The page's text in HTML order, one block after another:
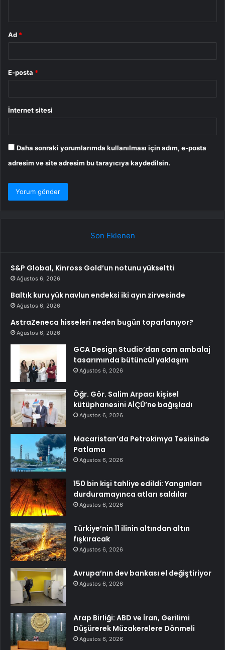
Ad *
E-posta *
İnternet sitesi
Daha sonraki yorumlarımda kullanılması için adım, e-posta
adresim ve site adresim bu tarayıcıya kaydedilsin.
Son Eklenen
S&P Global, Kinross Gold’un notunu yükseltti
Ağustos 6, 2026
Baltık kuru yük navlun endeksi iki ayın zirvesinde
Ağustos 6, 2026
AstraZeneca hisseleri neden bugün toparlanıyor?
Ağustos 6, 2026
GCA Design Studio’dan cam ambalaj
tasarımında bütüncül yaklaşım
Ağustos 6, 2026
Öğr. Gör. Salim Arpacı kişisel
kütüphanesini AİÇÜ’ne bağışladı
Ağustos 6, 2026
Macaristan’da Petrokimya Tesisinde
Patlama
Ağustos 6, 2026
150 bin kişi tahliye edildi: Yangınları
durduramayınca atları saldılar
Ağustos 6, 2026
Türkiye’nin 11 ilinin altından altın
fışkıracak
Ağustos 6, 2026
Avrupa’nın dev bankası el değiştiriyor
Ağustos 6, 2026
Arap Birliği: ABD ve İran, Gerilimi
Düşürerek Müzakerelere Dönmeli
Ağustos 6, 2026